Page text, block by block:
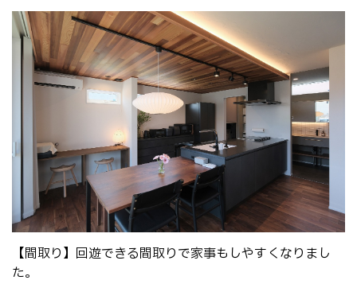
【間取り】回遊できる間取りで家事もしやすくなりまし
た。